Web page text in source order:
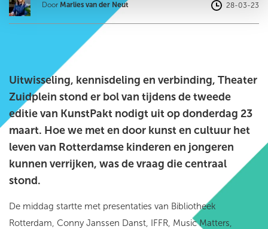
Door Marlies van der Neut 28-03-23
Uitwisseling, kennisdeling en verbinding, Theater
Zuidplein stond er bol van tijdens de tweede
editie van KunstPakt nodigt uit op donderdag 23
maart. Hoe we met en door kunst en cultuur het
leven van Rotterdamse kinderen en jongeren
kunnen verrijken, was de vraag die centraal
stond.
De middag startte met presentaties van Bibliotheek
Rotterdam, Conny Janssen Danst, IFFR, Music Matters,